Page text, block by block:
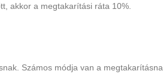
akkor a megtakarítási ráta 10%.
Számos módja van a